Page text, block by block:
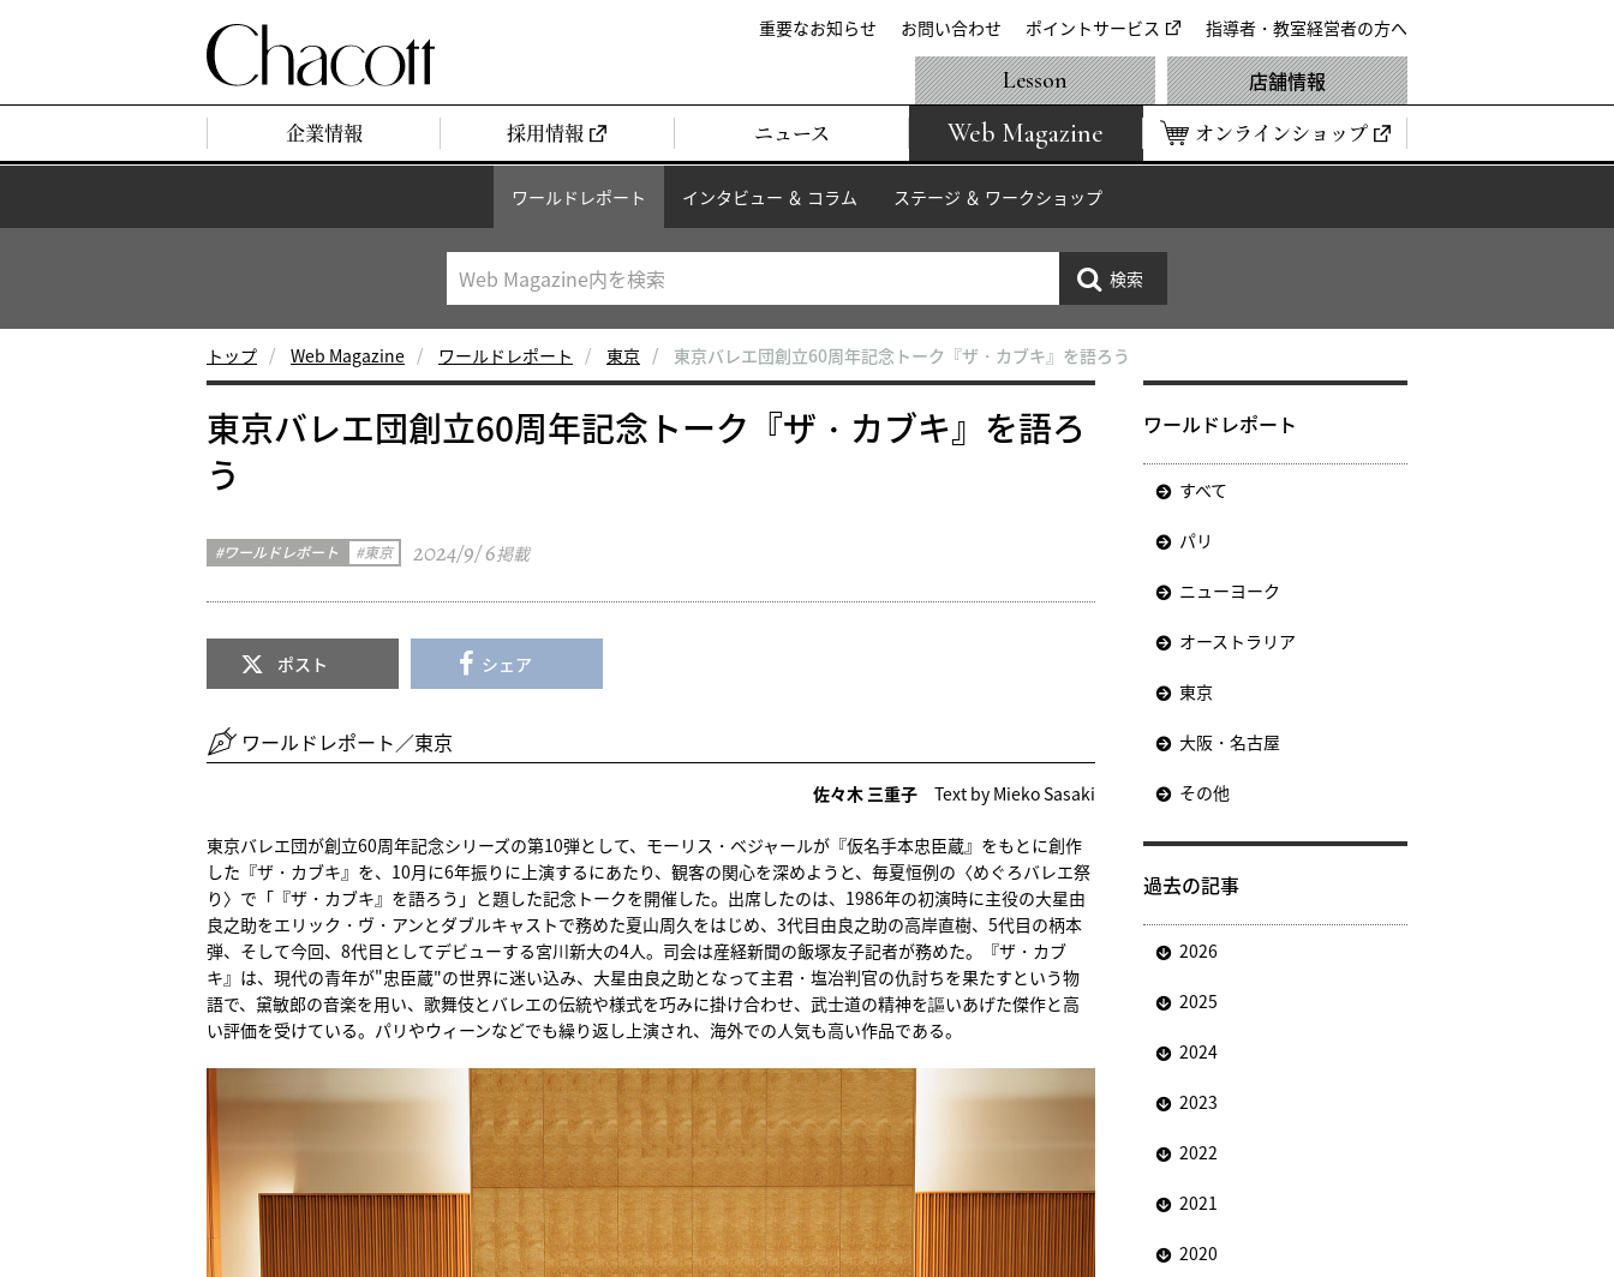
重要なお知らせ お問い合わせ ポイントサービス 指導者・教室経営者の方へ
企業情報 採用情報 ニュース Web Magazine オンラインショップ
Lesson 店舗情報
ワールドレポート インタビュー ＆ コラム ステージ ＆ ワークショップ
トップ Web Magazine ワールドレポート 東京 東京バレエ団創立60周年記念トーク『ザ・カブキ』を語ろう
東京バレエ団創立60周年記念トーク『ザ・カブキ』を語ろ
う
ワールドレポート 東京 2024/9/ 6掲載
ポスト シェア
ワールドレポート／東京
佐々木 三重子 Text by Mieko Sasaki
東京バレエ団が創立60周年記念シリーズの第10弾として、モーリス・ベジャールが『仮名手本忠臣蔵』をもとに創作
した『ザ・カブキ』を、10月に6年振りに上演するにあたり、観客の関心を深めようと、毎夏恒例の〈めぐろバレエ祭
り〉で「『ザ・カブキ』を語ろう」と題した記念トークを開催した。出席したのは、1986年の初演時に主役の大星由
良之助をエリック・ヴ・アンとダブルキャストで務めた夏山周久をはじめ、3代目由良之助の高岸直樹、5代目の柄本
弾、そして今回、8代目としてデビューする宮川新大の4人。司会は産経新聞の飯塚友子記者が務めた。『ザ・カブ
キ』は、現代の青年が"忠臣蔵"の世界に迷い込み、大星由良之助となって主君・塩冶判官の仇討ちを果たすという物
語で、黛敏郎の音楽を用い、歌舞伎とバレエの伝統や様式を巧みに掛け合わせ、武士道の精神を謳いあげた傑作と高
い評価を受けている。パリやウィーンなどでも繰り返し上演され、海外での人気も高い作品である。
ワールドレポート
すべて
パリ
ニューヨーク
オーストラリア
東京
大阪・名古屋
その他
過去の記事
2026
2025
2024
2023
2022
2021
2020